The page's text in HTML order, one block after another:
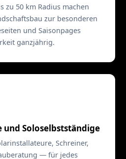
zu 50 km Radius machen
zur besonderen
und Saisonpages
ganzjährig.
und Soloselbstständige
Schreiner,
— für jedes